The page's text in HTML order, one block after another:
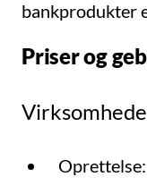
bankprodukter
Priser og